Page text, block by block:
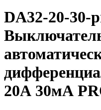
DA32-20-30-
20А 30мА